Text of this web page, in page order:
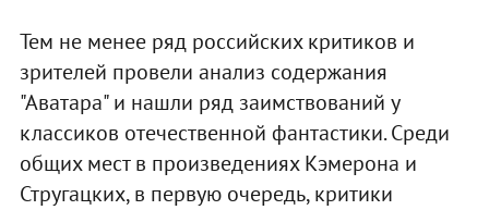
Тем не менее ряд российских критиков и
зрителей провели анализ содержания
"Аватара" и нашли ряд заимствований у
классиков отечественной фантастики. Среди
общих мест в произведениях Кэмерона и
Стругацких, в первую очередь, критики